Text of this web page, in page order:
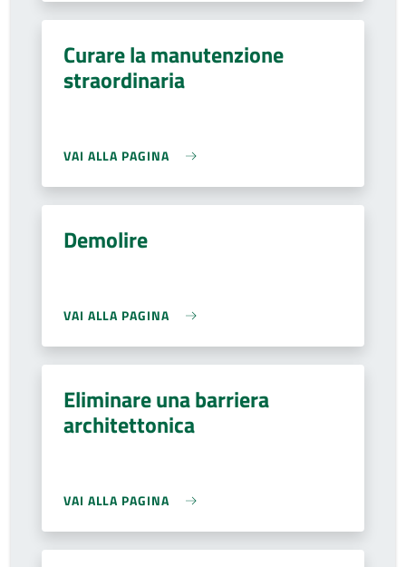
Curare la manutenzione
straordinaria
VAI ALLA PAGINA
Demolire
VAI ALLA PAGINA
Eliminare una barriera
architettonica
VAI ALLA PAGINA